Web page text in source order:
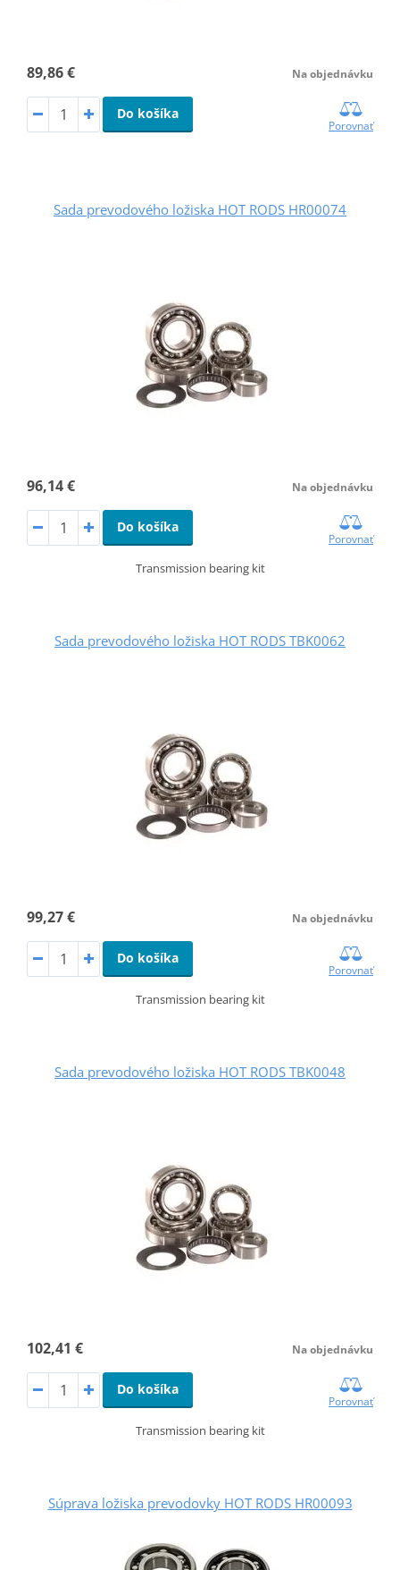
89,86 € Na objednávku
Do košíka
Porovnať
Sada prevodového ložiska HOT RODS HR00074
96,14 € Na objednávku
Do košíka
Porovnať
Transmission bearing kit
Sada prevodového ložiska HOT RODS TBK0062
99,27 € Na objednávku
Do košíka
Porovnať
Transmission bearing kit
Sada prevodového ložiska HOT RODS TBK0048
102,41 € Na objednávku
Do košíka
Porovnať
Transmission bearing kit
Súprava ložiska prevodovky HOT RODS HR00093